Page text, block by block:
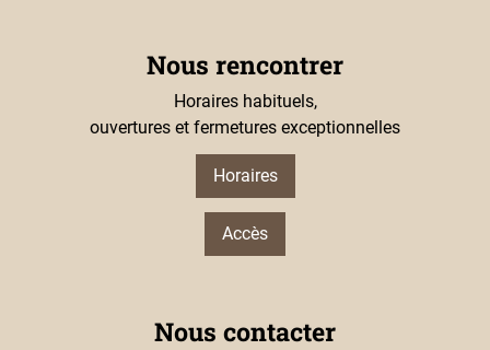
Nous rencontrer
Horaires habituels,
ouvertures et fermetures exceptionnelles
Horaires
Accès
Nous contacter